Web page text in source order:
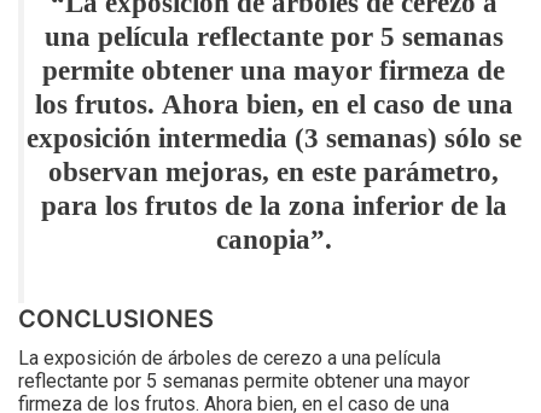
una película reflectante por 5 semanas
permite obtener una mayor firmeza de
los frutos. Ahora bien, en el caso de una
exposición intermedia (3 semanas) sólo se
observan mejoras, en este parámetro,
para los frutos de la zona inferior de la
canopia”.
CONCLUSIONES
La exposición de árboles de cerezo a una película
reflectante por 5 semanas permite obtener una mayor
firmeza de los frutos. Ahora bien, en el caso de una